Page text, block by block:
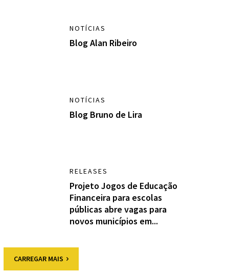
NOTÍCIAS
Blog Alan Ribeiro
NOTÍCIAS
Blog Bruno de Lira
RELEASES
Projeto Jogos de Educação
Financeira para escolas
públicas abre vagas para
novos municípios em...
CARREGAR MAIS